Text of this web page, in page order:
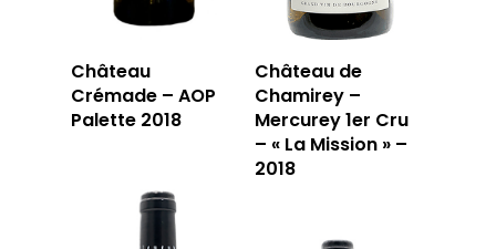
Château
Crémade – AOP
Palette 2018
Château de
Chamirey –
Mercurey 1er Cru
– « La Mission » –
2018